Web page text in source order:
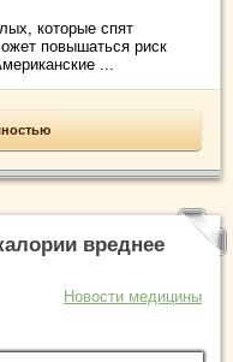
которые спят
повышаться риск
...
вреднее
Новости медицины